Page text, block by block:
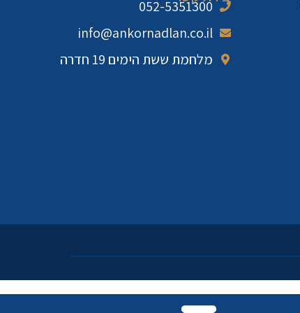
052-5351300
info@ankornadlan.co.il
מלחמת ששת הימים 19 חדרה